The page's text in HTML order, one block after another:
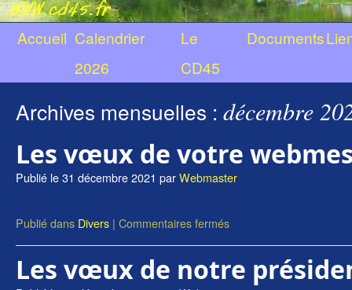
Accueil Calendrier
2026
Le
CD45
Documents
Archives mensuelles : décembre
Les vœux de votre
Publié le31 décembre 2021 parWebmaster
Publié dans Divers | Commentaires fermés
Les vœux de notre